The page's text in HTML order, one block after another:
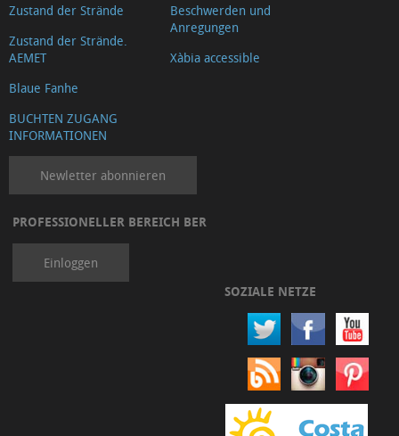
Zustand der Strände
Zustand der Strände.
AEMET
Blaue Fanhe
BUCHTEN ZUGANG
INFORMATIONEN
Beschwerden und
Anregungen
Xàbia accessible
Newletter abonnieren
PROFESSIONELLER BEREICH BER
Einloggen
SOZIALE NETZE